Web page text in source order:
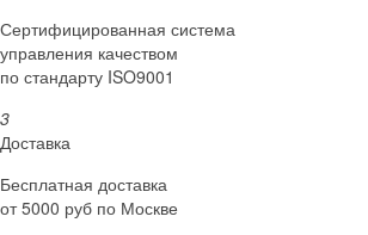
Сертифициро­ванная система
управления качеством
по стандарту ISO9001
3
Доставка
Бесплатная доставка
от 5000 руб по Москве